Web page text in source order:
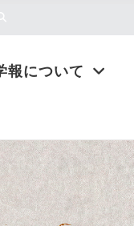
報について